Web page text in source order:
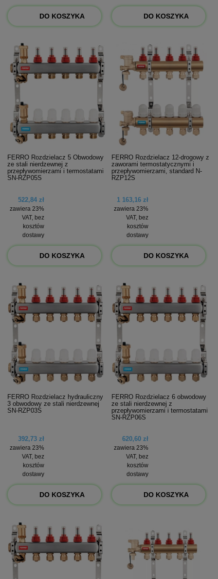
DO KOSZYKA DO KOSZYKA
FERRO Rozdzielacz 5 Obwodowy
ze stali nierdzewnej z
przepływomierzami i termostatami
SN-RZP05S
522,84 zł
zawiera 23%
VAT, bez
kosztów
dostawy
DO KOSZYKA
FERRO Rozdzielacz 12-drogowy z
zaworami termostatycznymi i
przepływomierzami, standard N-
RZP12S
1 163,16 zł
zawiera 23%
VAT, bez
kosztów
dostawy
DO KOSZYKA
FERRO Rozdzielacz hydrauliczny
3 obwodowy ze stali nierdzewnej
SN-RZP03S
392,73 zł
zawiera 23%
VAT, bez
kosztów
dostawy
DO KOSZYKA
FERRO Rozdzielacz 6 obwodowy
ze stali nierdzewnej z
przepływomierzami i termostatami
SN-RZP06S
620,60 zł
zawiera 23%
VAT, bez
kosztów
dostawy
DO KOSZYKA